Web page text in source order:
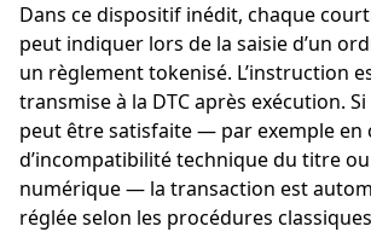
Dans ce dispositif inédit, chaque
peut indiquer lors de la saisie d’un
un règlement tokenisé. L’instruction
transmise à la DTC après exécution.
peut être satisfaite — par exemple en
d’incompatibilité technique du titre
numérique — la transaction est
réglée selon les procédures